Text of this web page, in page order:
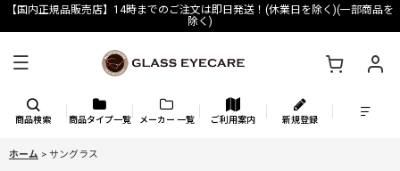
【国内正規品販売店】14時までのご注文は即日発送！(休業日を除く)(一部商品を
除く)
商品検索 商品タイプ一覧 メーカー 一覧 ご利用案内 新規登録
ホーム > サングラス